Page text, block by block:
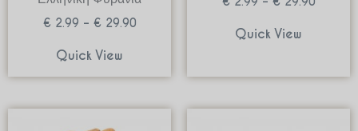
€ 2.99 – € 29.90
Quick View
Quick View